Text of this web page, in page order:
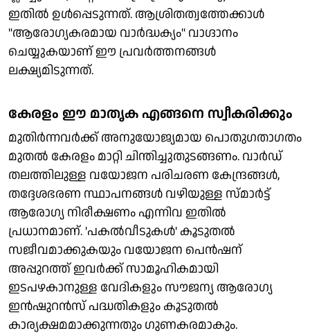
ഇതില്‍ ഉള്‍പ്പെടുന്നത്. ആശ്രിതത്വത്തേക്കാള്‍
''ആരോഗ്യകരമായ വാര്‍ദ്ധക്യം'' വാഗ്ദാനം
ചെയ്യുകയാണ് ഈ പ്രവര്‍ത്തനങ്ങള്‍
ലക്ഷ്യമിടുന്നത്.
കേരളം ഈ മാതൃക എങ്ങനെ സ്വീകരിക്കും
മുതിര്‍ന്നവര്‍ക്ക് അനുയോജ്യമായ പൊതുഗതാഗതം
മുതല്‍ കേരളം മാറ്റി ചിന്തിച്ചുതുടങ്ങണം. വാര്‍ഡ്
തലത്തിലുള്ള വയോജന പരിചരണ കേന്ദ്രങ്ങള്‍,
തദ്ദേശഭരണ സ്ഥാപനങ്ങള്‍ വഴിയുള്ള സ്മാര്‍ട്ട്
ആരോഗ്യ നിരീക്ഷണം എന്നിവ ഇതില്‍
പ്രധാനമാണ്. 'പകല്‍വീടുകള്‍' കൂടുതല്‍
സജീവമാക്കുകയും വയോജന പെന്‍ഷന്
അപ്പുറത്ത് ഇവര്‍ക്ക് സാമൂഹികമായി
ഇടപഴകാനുള്ള വേദികളും സൗജന്യ ആരോഗ്യ
ഇന്‍ഷുറന്‍സ് പദ്ധതികളും കൂടുതല്‍
കാര്യക്ഷമമാക്കുന്നതും ഗുണകരമാകും.